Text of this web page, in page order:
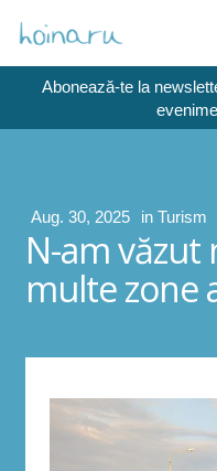
Abonează-te la
Aug. 30, 2025 in Turism
N-am văzut
multe zone